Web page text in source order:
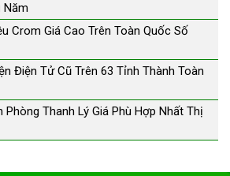
Năm
Crom Giá Cao Trên Toàn Quốc Số
Điện Tử Cũ Trên 63 Tỉnh Thành Toàn
Thanh Lý Giá Phù Hợp Nhất Thị